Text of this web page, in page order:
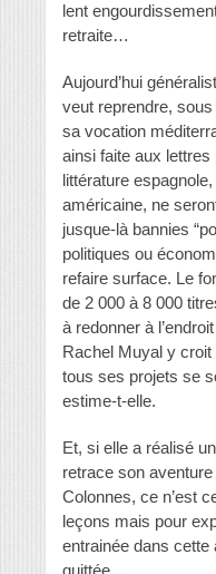
lent
retraite…
Aujourd’hui
veut reprendre, sous
sa vocation
ainsi faite aux
littérature
américaine, ne
jusque-là bannies
politiques ou
refaire surface. Le
de 2 000 à 8 000
à redonner à
Rachel Muyal y croit
tous ses projets se
estime-t-elle.
Et, si elle a réalisé
retrace son aventure
Colonnes, ce n’est
leçons mais pour
entrainée dans cette
quittée…